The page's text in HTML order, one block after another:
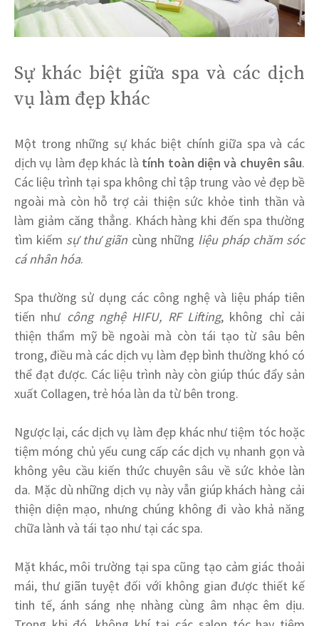
Sự khác biệt giữa spa và các dịch
vụ làm đẹp khác
Một trong những sự khác biệt chính giữa spa và các
dịch vụ làm đẹp khác là tính toàn diện và chuyên sâu.
Các liệu trình tại spa không chỉ tập trung vào vẻ đẹp bề
ngoài mà còn hỗ trợ cải thiện sức khỏe tinh thần và
làm giảm căng thẳng. Khách hàng khi đến spa thường
tìm kiếm sự thư giãn cùng những liệu pháp chăm sóc
cá nhân hóa.
Spa thường sử dụng các công nghệ và liệu pháp tiên
tiến như công nghệ HIFU, RF Lifting, không chỉ cải
thiện thẩm mỹ bề ngoài mà còn tái tạo từ sâu bên
trong, điều mà các dịch vụ làm đẹp bình thường khó có
thể đạt được. Các liệu trình này còn giúp thúc đẩy sản
xuất Collagen, trẻ hóa làn da từ bên trong.
Ngược lại, các dịch vụ làm đẹp khác như tiệm tóc hoặc
tiệm móng chủ yếu cung cấp các dịch vụ nhanh gọn và
không yêu cầu kiến thức chuyên sâu về sức khỏe làn
da. Mặc dù những dịch vụ này vẫn giúp khách hàng cải
thiện diện mạo, nhưng chúng không đi vào khả năng
chữa lành và tái tạo như tại các spa.
Mặt khác, môi trường tại spa cũng tạo cảm giác thoải
mái, thư giãn tuyệt đối với không gian được thiết kế
tinh tế, ánh sáng nhẹ nhàng cùng âm nhạc êm dịu.